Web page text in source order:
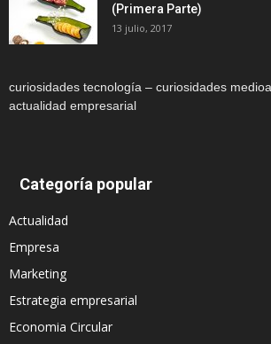
(Primera Parte)
13 julio, 2017
curiosidades tecnología – curiosidades
actualidad empresarial
Categoría popular
Actualidad
Empresa
Marketing
Estrategia empresarial
Economia Circular